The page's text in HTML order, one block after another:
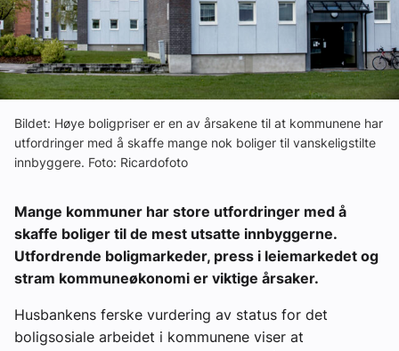
Bransjekommentar
Nyheter
Aktuelle prosjekter
Bildet: Høye boligpriser er en av årsakene til at kommunene har
utfordringer med å skaffe mange nok boliger til vanskeligstilte
innbyggere. Foto: Ricardofoto
Mange kommuner har store utfordringer med å
skaffe boliger til de mest utsatte innbyggerne.
Utfordrende boligmarkeder, press i leiemarkedet og
stram kommuneøkonomi er viktige årsaker.
Husbankens ferske vurdering av status for det
boligsosiale arbeidet i kommunene viser at